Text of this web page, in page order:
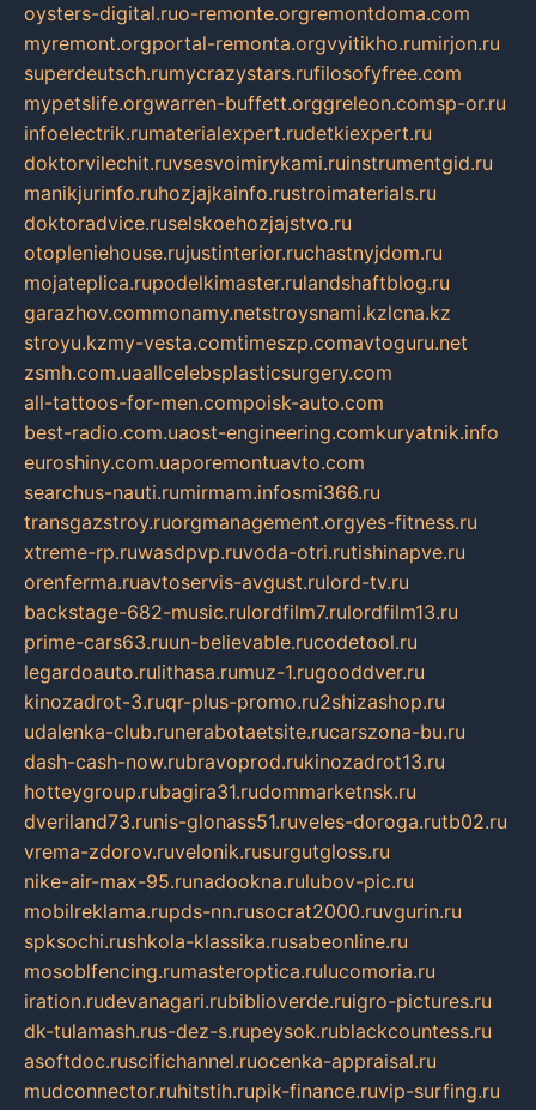
oysters-digital.ruo-remonte.orgremontdoma.com
myremont.orgportal-remonta.orgvyitikho.rumirjon.ru
superdeutsch.rumycrazystars.rufilosofyfree.com
mypetslife.orgwarren-buffett.orggreleon.comsp-or.ru
infoelectrik.rumaterialexpert.rudetkiexpert.ru
doktorvilechit.ruvsesvoimirykami.ruinstrumentgid.ru
manikjurinfo.ruhozjajkainfo.rustroimaterials.ru
doktoradvice.ruselskoehozjajstvo.ru
otopleniehouse.rujustinterior.ruchastnyjdom.ru
mojateplica.rupodelkimaster.rulandshaftblog.ru
garazhov.commonamy.netstroysnami.kzlcna.kz
stroyu.kzmy-vesta.comtimeszp.comavtoguru.net
zsmh.com.uaallcelebsplasticsurgery.com
all-tattoos-for-men.compoisk-auto.com
best-radio.com.uaost-engineering.comkuryatnik.info
euroshiny.com.uaporemontuavto.com
searchus-nauti.rumirmam.infosmi366.ru
transgazstroy.ruorgmanagement.orgyes-fitness.ru
xtreme-rp.ruwasdpvp.ruvoda-otri.rutishinapve.ru
orenferma.ruavtoservis-avgust.rulord-tv.ru
backstage-682-music.rulordfilm7.rulordfilm13.ru
prime-cars63.ruun-believable.rucodetool.ru
legardoauto.rulithasa.rumuz-1.rugooddver.ru
kinozadrot-3.ruqr-plus-promo.ru2shizashop.ru
udalenka-club.runerabotaetsite.rucarszona-bu.ru
dash-cash-now.rubravoprod.rukinozadrot13.ru
hotteygroup.rubagira31.rudommarketnsk.ru
dveriland73.runis-glonass51.ruveles-doroga.rutb02.ru
vrema-zdorov.ruvelonik.rusurgutgloss.ru
nike-air-max-95.runadookna.rulubov-pic.ru
mobilreklama.rupds-nn.rusocrat2000.ruvgurin.ru
spksochi.rushkola-klassika.rusabeonline.ru
mosoblfencing.rumasteroptica.rulucomoria.ru
iration.rudevanagari.rubiblioverde.ruigro-pictures.ru
dk-tulamash.rus-dez-s.rupeysok.rublackcountess.ru
asoftdoc.ruscifichannel.ruocenka-appraisal.ru
mudconnector.ruhitstih.rupik-finance.ruvip-surfing.ru